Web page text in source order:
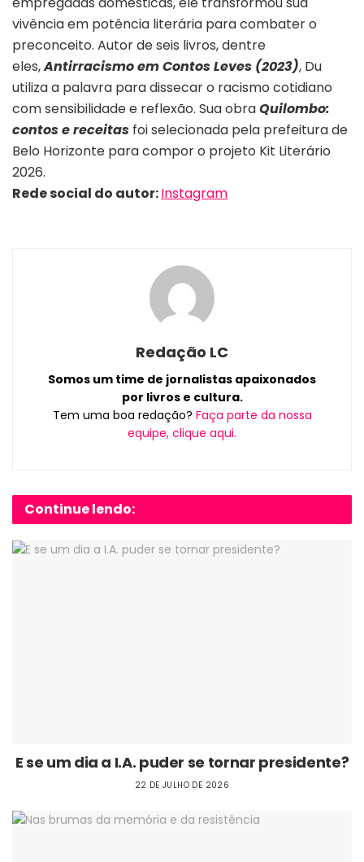
vivência em potência literária para combater o
preconceito. Autor de seis livros, dentre
eles,Antirracismo em Contos Leves (2023), Du
utiliza a palavra para dissecar o racismo cotidiano
com sensibilidade e reflexão. Sua obraQuilombo:
contos e receitas foi selecionada pela prefeitura de
Belo Horizonte para compor o projeto Kit Literário
2026.
Rede social do autor:Instagram
Redação LC
Somos um time de jornalistas apaixonados
por livros e cultura.
Tem uma boa redação? Faça parte da nossa
equipe, clique aqui.
Continue lendo:
E se um dia a I.A. puder se tornar presidente?
22 DE JULHO DE 2026